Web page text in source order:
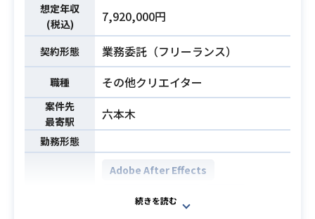
必須スキル
・Photoshopでのデザインが可能
・業務でのバナー製作経験
※直近一年のポートフォリオ必須※
想定年収
(税込)
7,920,000円
契約形態 業務委託（フリーランス）
職種 その他クリエイター
案件先
最寄駅
六本木
勤務形態
Adobe After Effects
Adobe Illustrator